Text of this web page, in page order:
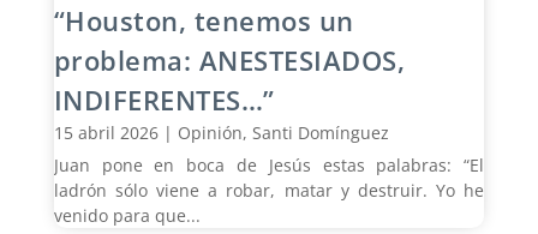
“Houston, tenemos un
problema: ANESTESIADOS,
INDIFERENTES…”
15 abril 2026| Opinión, Santi Domínguez
Juan pone en boca de Jesús estas palabras: “El
ladrón sólo viene a robar, matar y destruir. Yo he
venido para que...